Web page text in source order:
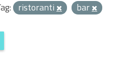
ristoranti
bar